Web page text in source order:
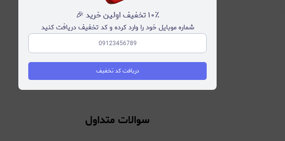
ساعت
سوالات متداول
۱۰٪ تخفیف اولین خرید 🎉
شماره موبایل خود را وارد کرده و کد تخفیف دریافت کنید
دریافت کد تخفیف